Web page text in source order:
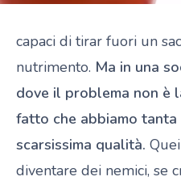
capaci di tirar fuori un
nutrimento. Ma in una
dove il problema non è
fatto che abbiamo
scarsissima qualità.
diventare dei nemici, se